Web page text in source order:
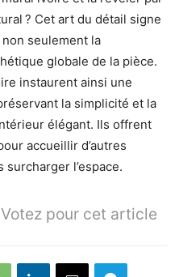
Votez pour cet article